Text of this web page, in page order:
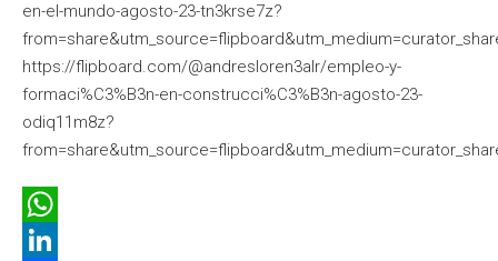
en-el-mundo-agosto-23-tn3krse7z?
https://flipboard.com/@andresloren3alr/empleo-y-
formaci%C3%B3n-en-construcci%C3%B3n-agosto-23-
odiq11m8z?
WhatsApp